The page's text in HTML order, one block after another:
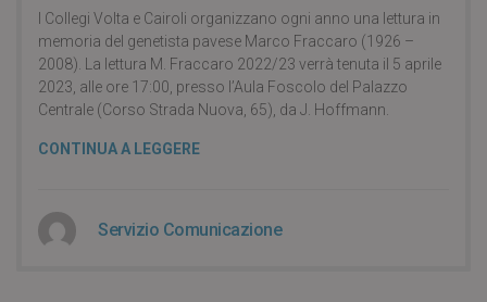
I Collegi Volta e Cairoli organizzano ogni anno una lettura in
memoria del genetista pavese Marco Fraccaro (1926 –
2008). La lettura M. Fraccaro 2022/23 verrà tenuta il 5 aprile
2023, alle ore 17:00, presso l’Aula Foscolo del Palazzo
Centrale (Corso Strada Nuova, 65), da J. Hoffmann.
CONTINUA A LEGGERE
Servizio Comunicazione